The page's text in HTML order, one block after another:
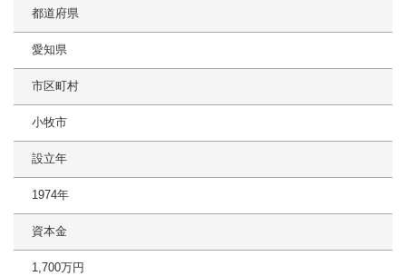
都道府県
愛知県
市区町村
小牧市
設立年
1974年
資本金
1,700万円